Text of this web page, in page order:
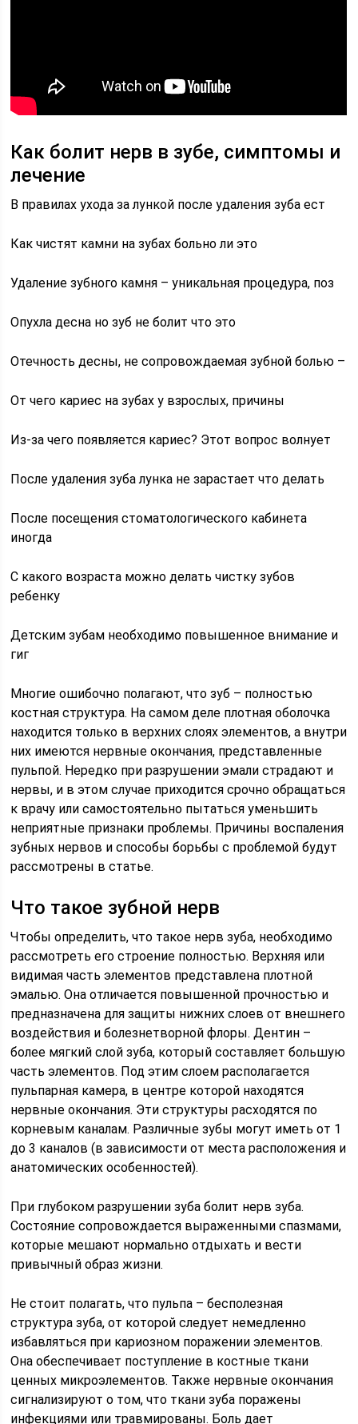
Как болит нерв в зубе, симптомы и
лечение
В правилах ухода за лункой после удаления зуба ест
Как чистят камни на зубах больно ли это
Удаление зубного камня – уникальная процедура, поз
Опухла десна но зуб не болит что это
Отечность десны, не сопровождаемая зубной болью –
От чего кариес на зубах у взрослых, причины
Из-за чего появляется кариес? Этот вопрос волнует
После удаления зуба лунка не зарастает что делать
После посещения стоматологического кабинета
иногда
С какого возраста можно делать чистку зубов
ребенку
Детским зубам необходимо повышенное внимание и
гиг
Многие ошибочно полагают, что зуб – полностью
костная структура. На самом деле плотная оболочка
находится только в верхних слоях элементов, а внутри
них имеются нервные окончания, представленные
пульпой. Нередко при разрушении эмали страдают и
нервы, и в этом случае приходится срочно обращаться
к врачу или самостоятельно пытаться уменьшить
неприятные признаки проблемы. Причины воспаления
зубных нервов и способы борьбы с проблемой будут
рассмотрены в статье.
Что такое зубной нерв
Чтобы определить, что такое нерв зуба, необходимо
рассмотреть его строение полностью. Верхняя или
видимая часть элементов представлена плотной
эмалью. Она отличается повышенной прочностью и
предназначена для защиты нижних слоев от внешнего
воздействия и болезнетворной флоры. Дентин –
более мягкий слой зуба, который составляет большую
часть элементов. Под этим слоем располагается
пульпарная камера, в центре которой находятся
нервные окончания. Эти структуры расходятся по
корневым каналам. Различные зубы могут иметь от 1
до 3 каналов (в зависимости от места расположения и
анатомических особенностей).
При глубоком разрушении зуба болит нерв зуба.
Состояние сопровождается выраженными спазмами,
которые мешают нормально отдыхать и вести
привычный образ жизни.
Не стоит полагать, что пульпа – бесполезная
структура зуба, от которой следует немедленно
избавляться при кариозном поражении элементов.
Она обеспечивает поступление в костные ткани
ценных микроэлементов. Также нервные окончания
сигнализируют о том, что ткани зуба поражены
инфекциями или травмированы. Боль дает